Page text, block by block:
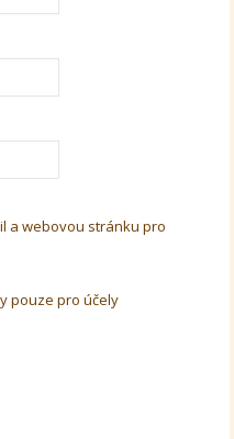
a webovou stránku pro
pouze pro účely